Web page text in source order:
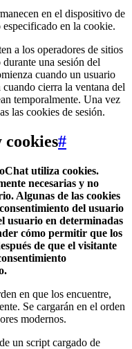
en el dispositivo de
en la cookie.
a los operadores de sitios
una sesión del
cuando un usuario
cierra la ventana del
temporalmente. Una vez
las cookies de sesión.
cookies#
utiliza cookies.
necesarias y no
Algunas de las cookies
del usuario
usuario en determinadas
cómo permitir que los
de que el visitante
en que los encuentre,
Se cargarán en el orden
modernos.
un script cargado de